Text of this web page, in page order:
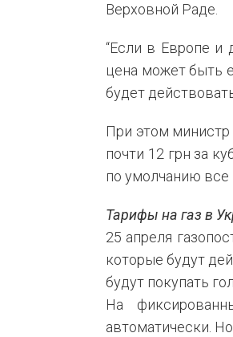
Верховной Раде.
“Если в Европе и
цена может быть
будет
При этом министр
почти 12 грн за
по умолчанию все
Тарифы на газ в
25 апреля
которые будут
будут покупать
На
автоматически.